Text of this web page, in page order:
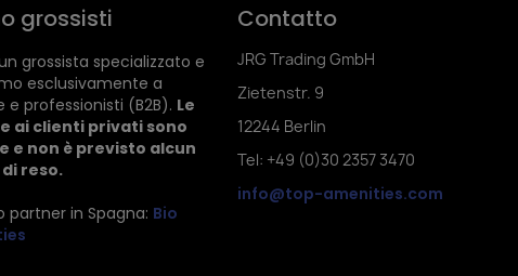
grossisti
grossista specializzato e
esclusivamente a
e professionisti (B2B). Le
ai clienti privati sono
e non è previsto alcun
reso.
partner in Spagna: Bio
Contatto
JRG Trading GmbH
Zietenstr. 9
12244 Berlin
Tel: +49 (0)30 2357 3470
info@top-amenities.com